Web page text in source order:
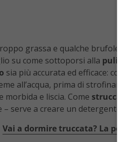
grassa e qualche
su come sottoporsi alla
sia più accurata ed efficace:
all’acqua, prima di
morbida e liscia. Come
– serve a creare un detergente
Vai a dormire truccata? La